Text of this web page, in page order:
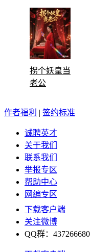
拐个妖皇当
老公
作者福利 | 签约标准
诚聘英才
关于我们
联系我们
举报专区
帮助中心
网编专区
下载客户端
关注微博
QQ群：437266680